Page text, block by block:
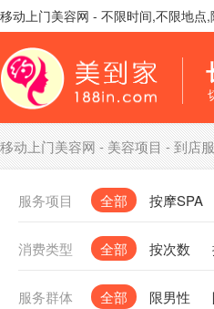
移动上门美容网 - 不限时间,不限地
移动上门美容网-美容项目-到店
服务项目 全部 按摩SPA
消费类型 全部 按次数
服务群体 全部 限男性